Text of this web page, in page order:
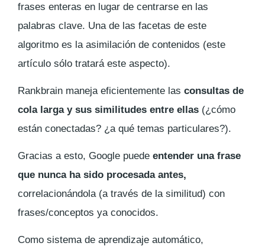
frases enteras en lugar de centrarse en las
palabras clave. Una de las facetas de este
algoritmo es la asimilación de contenidos (este
artículo sólo tratará este aspecto).
Rankbrain maneja eficientemente las consultas de
cola larga y sus similitudes entre ellas (¿cómo
están conectadas? ¿a qué temas particulares?).
Gracias a esto, Google puede entender una frase
que nunca ha sido procesada antes,
correlacionándola (a través de la similitud) con
frases/conceptos ya conocidos.
Como sistema de aprendizaje automático,